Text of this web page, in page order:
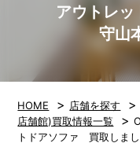
アウトレ
守山
HOME > 店舗を探す
店舗館)買取情報一覧
>
トドアソファ 買取しまし